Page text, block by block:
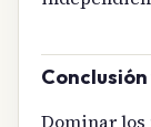
Dominar los